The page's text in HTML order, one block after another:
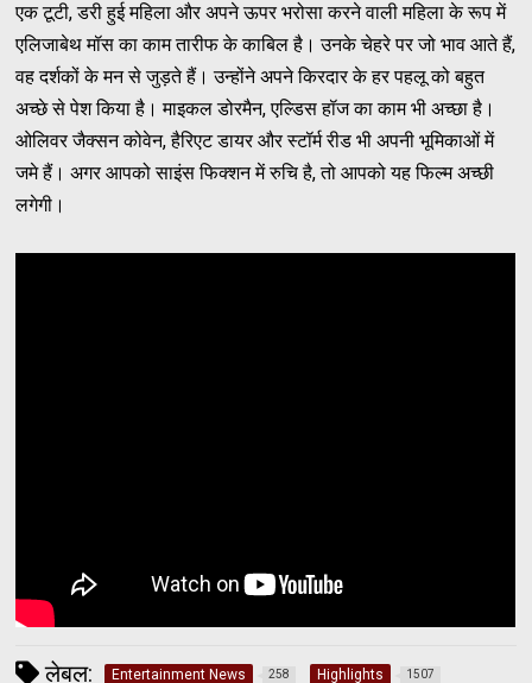
एक टूटी, डरी हुई महिला और अपने ऊपर भरोसा करने वाली महिला के रूप में
एलिजाबेथ मॉस का काम तारीफ के काबिल है। उनके चेहरे पर जो भाव आते हैं,
वह दर्शकों के मन से जुड़ते हैं। उन्होंने अपने किरदार के हर पहलू को बहुत
अच्छे से पेश किया है। माइकल डोरमैन, एल्डिस हॉज का काम भी अच्छा है।
ओलिवर जैक्सन कोवेन, हैरिएट डायर और स्टॉर्म रीड भी अपनी भूमिकाओं में
जमे हैं। अगर आपको साइंस फिक्शन में रुचि है, तो आपको यह फिल्म अच्छी
लगेगी।
लेबल: Entertainment News 258 Highlights 1507